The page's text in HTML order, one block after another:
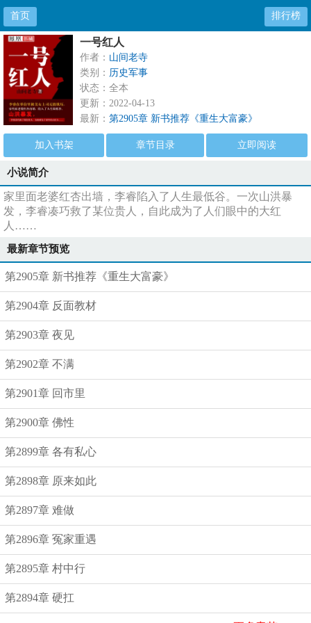
首页 排行榜
一号红人
作者： 山间老寺
类别： 历史军事
状态：全本
更新：2022-04-13
最新： 第2905章 新书推荐《重生大富豪》
加入书架 章节目录 立即阅读
小说简介
家里面老婆红杏出墙，李睿陷入了人生最低谷。一次山洪暴
发，李睿凑巧救了某位贵人，自此成为了人们眼中的大红
人……
最新章节预览
第2905章 新书推荐《重生大富豪》
第2904章 反面教材
第2903章 夜见
第2902章 不满
第2901章 回市里
第2900章 佛性
第2899章 各有私心
第2898章 原来如此
第2897章 难做
第2896章 冤家重遇
第2895章 村中行
第2894章 硬扛